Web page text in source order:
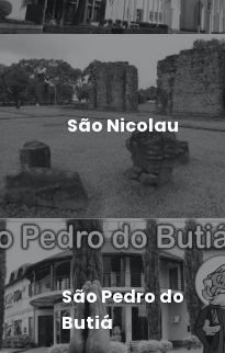
São Nicolau
São Pedro do
Butiá